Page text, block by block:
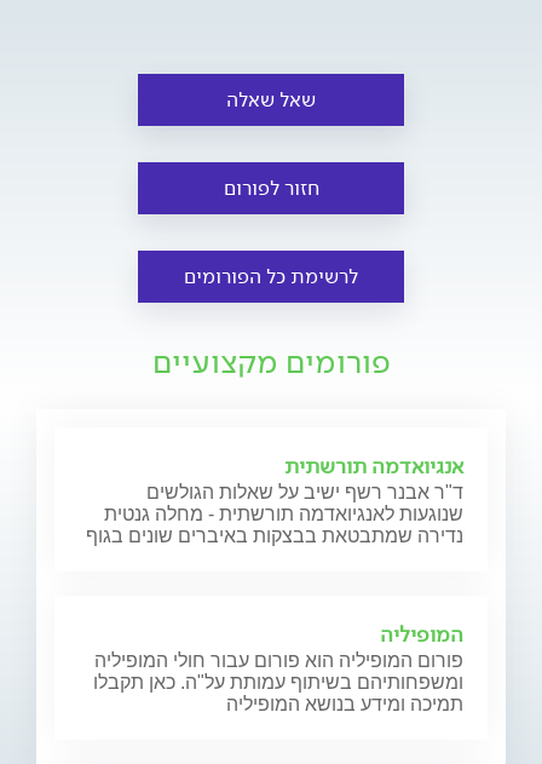
שאל שאלה
חזור לפורום
לרשימת כל הפורומים
פורומים מקצועיים
אנגיואדמה תורשתית
ד"ר אבנר רשף ישיב על שאלות הגולשים
שנוגעות לאנגיואדמה תורשתית - מחלה גנטית
נדירה שמתבטאת בבצקות באיברים שונים בגוף
המופיליה
פורום המופיליה הוא פורום עבור חולי המופיליה
ומשפחותיהם בשיתוף עמותת על"ה. כאן תקבלו
תמיכה ומידע בנושא המופיליה